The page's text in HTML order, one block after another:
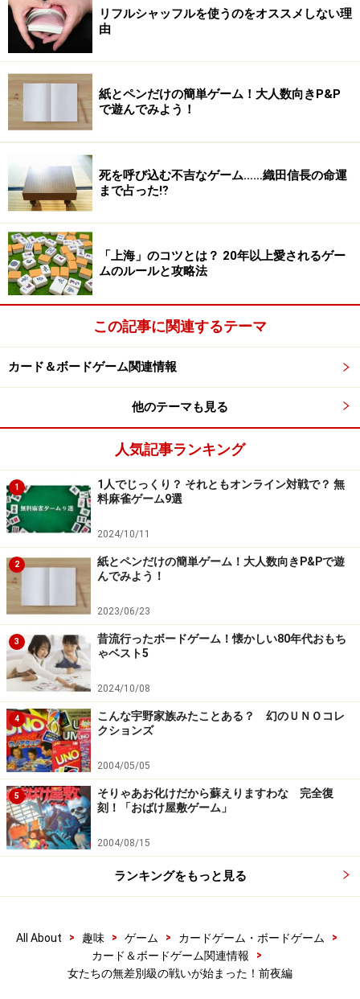
現役の東大生・笠井友貴女流アマ名人
女流王位に挑戦中の石橋幸緒女流四段
とても豪華な前夜祭の中身はこちら→
※記事内容は執筆時点のものです。最新の内容をご確認くださ
い。
1/3 次のページへ
リフルシャッフルを使うのをオススメしない理
由
紙とペンだけの簡単ゲーム！大人数向きP&P
で遊んでみよう！
死を呼び込む不吉なゲーム……織田信長の命運
まで占った⁉︎
「上海」のコツとは？ 20年以上愛されるゲー
ムのルールと攻略法
この記事に関連するテーマ
カード＆ボードゲーム関連情報
他のテーマも見る
人気記事ランキング
1
1人でじっくり？ それともオンライン対戦で？ 無
料麻雀ゲーム9選
2024/10/11
2
紙とペンだけの簡単ゲーム！大人数向きP&Pで遊
んでみよう！
2023/06/23
3
昔流行ったボードゲーム！懐かしい80年代おもち
ゃベスト5
2024/10/08
4
こんな宇野家族みたことある？ 幻のＵＮＯコレ
クションズ
2004/05/05
5
そりゃあお化けだから蘇えりますわな 完全復
刻！「おばけ屋敷ゲーム」
2004/08/15
ランキングをもっと見る
All About > 趣味 > ゲーム > カードゲーム・ボードゲーム
>
カード＆ボードゲーム関連情報
>
女たちの無差別級の戦いが始まった！前夜編